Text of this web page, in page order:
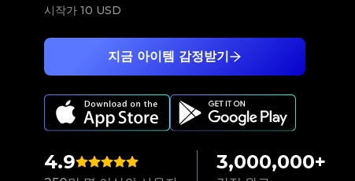
4.9 3,000,000+
지금 아이템 감정받기
시작가 10 USD